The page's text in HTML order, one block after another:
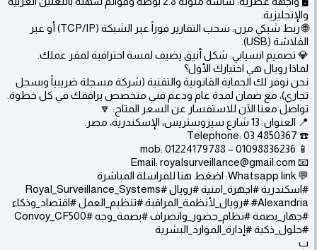
والإنجليزية.
🌐 ربط شبكي مرن: سحب التقارير فوراً عبر الشبكة (TCP/IP) أو عبر
الفلاشة (USB).
💎 تصميم انسيابي: شكل أنيق يضيف لمسة احترافية لمقر عملك.
لماذا رويال هي اختيارك الأول؟
نحن نوفر لك الحماية القانونية والتقنية (شركة مسجلة ضريبياً وبسجل
تجاري)، مع ضمان لمدة عام ودعم فني متخصص يرافقك في كل خطوة.
تواصل معنا الآن للاستفسار عن السعر المتاح: 🔽
📍 العنوان: 13 شارع سيزوستريس، الإسكندرية، مصر.
☎️ Telephone: 03 4850367
📱 mob: 01224179788 – 01098836236
📧 Email: royalsurveillance@gmail.com
💬 Whatsapp link: اضغط هنا للمراسلة المباشرة
#اسكندرية #اجهزة_امنية #رويال #Royal_Surveillance_Systems
#Alexandria #رويال_لأنظمة_المراقبة #تنظيم_العمل #اقتصاد_وذكاء
#جهاز_بصمة #نظام_حضور_وانصراف #بصمة_وجه #Convoy_CF500
#حلول_ذكية #إدارة_الموارد_البشرية
ب